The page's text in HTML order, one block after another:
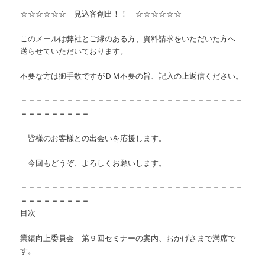
☆☆☆☆☆☆ 見込客創出！！ ☆☆☆☆☆☆
このメールは弊社とご縁のある方、資料請求をいただいた方へ
送らせていただいております。
不要な方は御手数ですがＤＭ不要の旨、記入の上返信ください。
＝＝＝＝＝＝＝＝＝＝＝＝＝＝＝＝＝＝＝＝＝＝＝＝＝＝＝＝＝
＝＝＝＝＝＝＝＝＝
皆様のお客様との出会いを応援します。
今回もどうぞ、よろしくお願いします。
＝＝＝＝＝＝＝＝＝＝＝＝＝＝＝＝＝＝＝＝＝＝＝＝＝＝＝＝＝
＝＝＝＝＝＝＝＝＝
目次
業績向上委員会 第９回セミナーの案内、おかげさまで満席で
す。